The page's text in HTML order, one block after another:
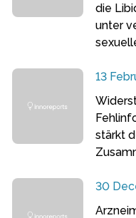
die
unter
13
stärkt
30